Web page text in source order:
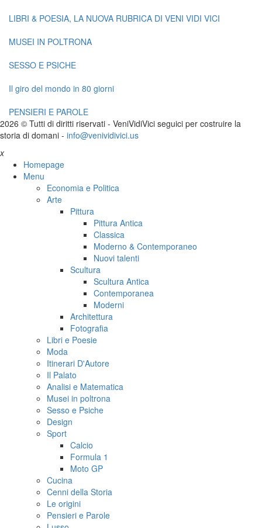
LIBRI & POESIA, LA NUOVA RUBRICA DI VENI VIDI VICI
MUSEI IN POLTRONA
SESSO E PSICHE
Il giro del mondo in 80 giorni
PENSIERI E PAROLE
2026 © Tutti di diritti riservati - VeniVidiVici seguici per costruire la
storia di domani - info@venividivici.us
x
Homepage
Menu
Economia e Politica
Arte
Pittura
Pittura Antica
Classica
Moderno & Contemporaneo
Nuovi talenti
Scultura
Scultura Antica
Contemporanea
Moderni
Architettura
Fotografia
Libri e Poesie
Moda
Itinerari D'Autore
Il Palato
Analisi e Matematica
Musei in poltrona
Sesso e Psiche
Design
Sport
Calcio
Formula 1
Moto GP
Cucina
Cenni della Storia
Le origini
Pensieri e Parole